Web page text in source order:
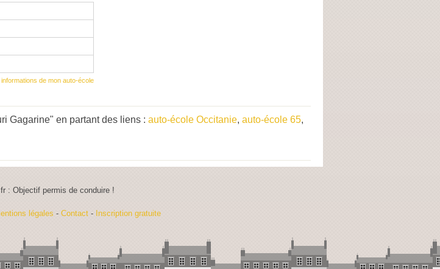
informations de mon auto-école
Gagarine" en partant des liens : auto-école Occitanie, auto-école 65,
: Objectif permis de conduire !
légales - Contact - Inscription gratuite